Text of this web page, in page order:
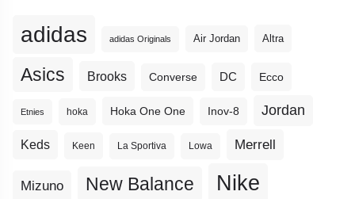
adidas adidas Originals Air Jordan Altra
Asics Brooks Converse DC Ecco
Etnies hoka Hoka One One Inov-8 Jordan
Keds Keen La Sportiva Lowa Merrell
Mizuno New Balance Nike